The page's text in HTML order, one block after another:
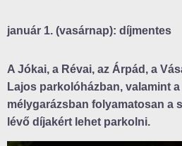
január 1. (vasárnap): díjmentes
A Jókai, a Révai, az Árpád, a
Lajos parkolóházban, valamint
mélygarázsban folyamatosan a
lévő díjakért lehet parkolni.